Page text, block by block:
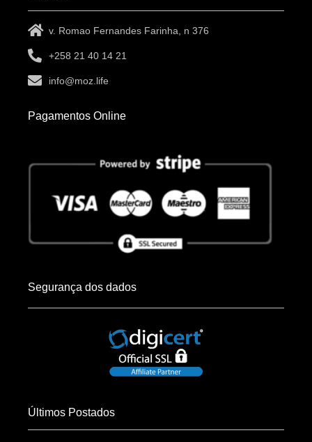
v. Romao Fernandes Farinha, n 376
+258 21 40 14 21
info@moz.life
Pagamentos Online
Segurança dos dados
Últimos Postados